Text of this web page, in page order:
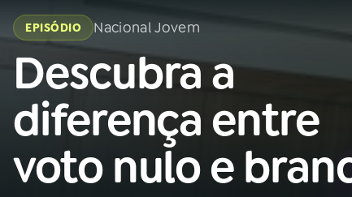
Buscar
na
Rádio
Nacional
01INÍCIO
na
Rádio
Nacional
EPISÓDIO Nacional Jovem
Descubra a
diferença entre
voto nulo e